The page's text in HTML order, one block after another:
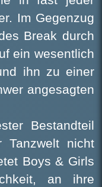
Im Gegenzug
Break durch
ein wesentlich
ihn zu einer
angesagten
Bestandteil
Tanzwelt nicht
Boys & Girls
an ihre